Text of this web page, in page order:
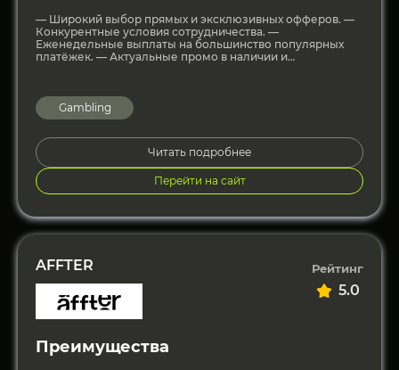
— Широкий выбор прямых и эксклюзивных офферов. —
Конкурентные условия сотрудничества. —
Еженедельные выплаты на большинство популярных
платёжек. — Актуальные промо в наличии и
Gambling
Читать подробнее
Перейти на сайт
AFFTER Рейтинг
5.0
Преимущества